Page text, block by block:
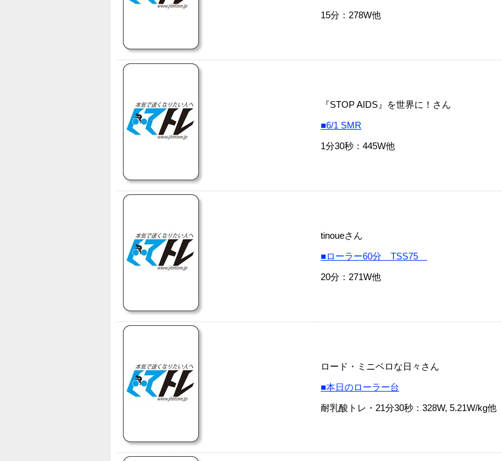
15分：278W他
『STOP AIDS』を世界に！さん
■6/1 SMR
1分30秒：445W他
tinoueさん
■ローラー60分 TSS75
20分：271W他
ロード・ミニベロな日々さん
■本日のローラー台
耐乳酸トレ・21分30秒：328W, 5.21W/kg他